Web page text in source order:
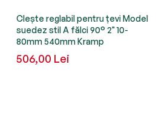
Clește reglabil pentru țevi Model
suedez stil A fălci 90° 2" 10-
80mm 540mm Kramp
506,00 Lei